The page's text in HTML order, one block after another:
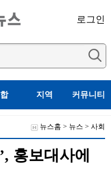
로그인
지역 커뮤니티
뉴스홈 > 뉴스 > 사회
홍보대사에